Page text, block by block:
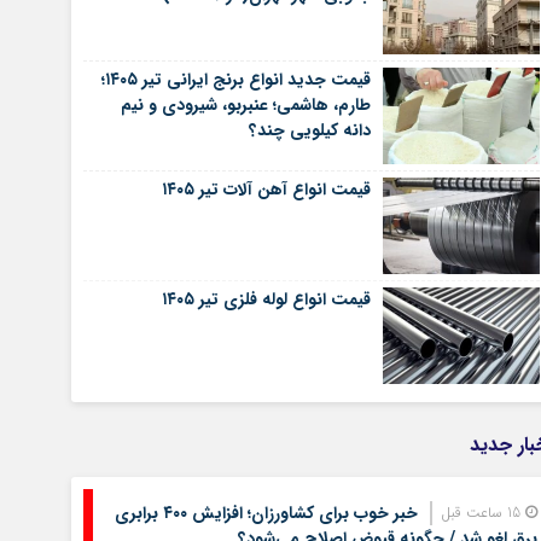
قیمت جدید انواع برنج ایرانی تیر ۱۴۰۵؛
طارم، هاشمی؛ عنبربو، شیرودی و نیم
دانه کیلویی چند؟
قیمت انواع آهن آلات تیر ۱۴۰۵
قیمت انواع لوله فلزی تیر ۱۴۰۵
جدید
15 ساعت قبل
خبر خوب برای کشاورزان؛ افزایش ۴۰۰ برابری